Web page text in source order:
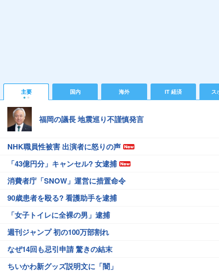
主要 国内 海外 IT 経済 ス
福岡の議長 地震巡り不謹慎発言
NHK職員性被害 出演者に怒りの声
「43億円分」キャンセル? 女逮捕
消費者庁「SNOW」運営に措置命令
90歳患者を殴る? 看護助手を逮捕
「女子トイレに全裸の男」逮捕
週刊ジャンプ 初の100万部割れ
なぜ14回も忌引申請 驚きの結末
ちいかわ新グッズ説明文に「闇」